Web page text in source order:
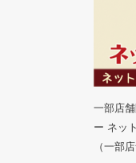
一部店
ー ネッ
（一部